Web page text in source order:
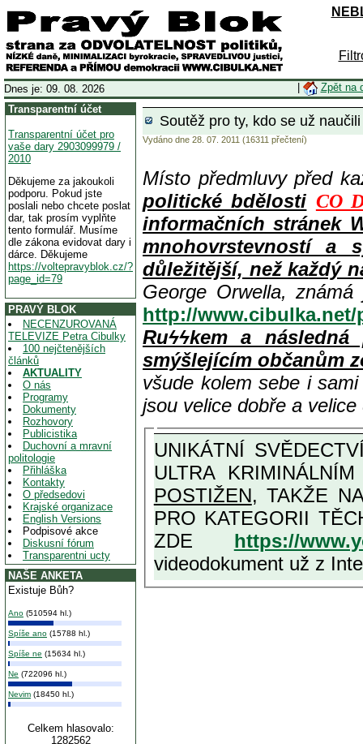
Dnes je: 09. 08. 2026
Zpět na
Transparentní účet
Transparentní účet pro
vaše dary 2903099979 /
2010
Děkujeme za jakoukoli
podporu. Pokud jste
poslali nebo chcete poslat
dar, tak prosím vyplňte
tento formulář. Musíme
dle zákona evidovat dary i
dárce. Děkujeme
https://voltepravyblok.cz/?
page_id=79
PRAVÝ BLOK
NECENZUROVANÁ
TELEVIZE Petra Cibulky
100 nejčtenějších
článků
AKTUALITY
O nás
Programy
Dokumenty
Rozhovory
Publicistika
Duchovní a mravní
politologie
Přihláška
Kontakty
O předsedovi
Krajské organizace
English Versions
Podpisové akce
Diskusní fórum
Transparentni ucty
NAŠE ANKETA
Existuje Bůh?
Ano (510594 hl.)
Spíše ano (15788 hl.)
Spíše ne (15634 hl.)
Ne (722096 hl.)
Nevim (18450 hl.)
Celkem hlasovalo:
1282562
Soutěž pro ty, kdo se už
Vydáno dne 28. 07. 2011 (16311 přečtení)
Místo předmluvy před
politické bdělosti CO
informačních stránek
mnohovrstevností a
důležitější, než každý
George Orwella,
http://www.cibulka.net/
Ruϟϟkem a
smýšlejícím občanům
všude kolem sebe i
jsou velice dobře a
UNIKÁTNÍ SVĚDECTVÍ ZE SOUČASNOSTI: PŘEDSEDA VLASTIZRÁDNÉ VLÁDY KGB MIMOŘÁDNĚ DETAILNĚ O
ULTRA
POSTIŽEN, TAKŽE NA MAXIMÁLNÍ
PRO KATEGORII TĚCH VŮBEC NEJVYŠŠÍCH PROTINÁRODNÍCH A
ZDE https://
videodokument už z